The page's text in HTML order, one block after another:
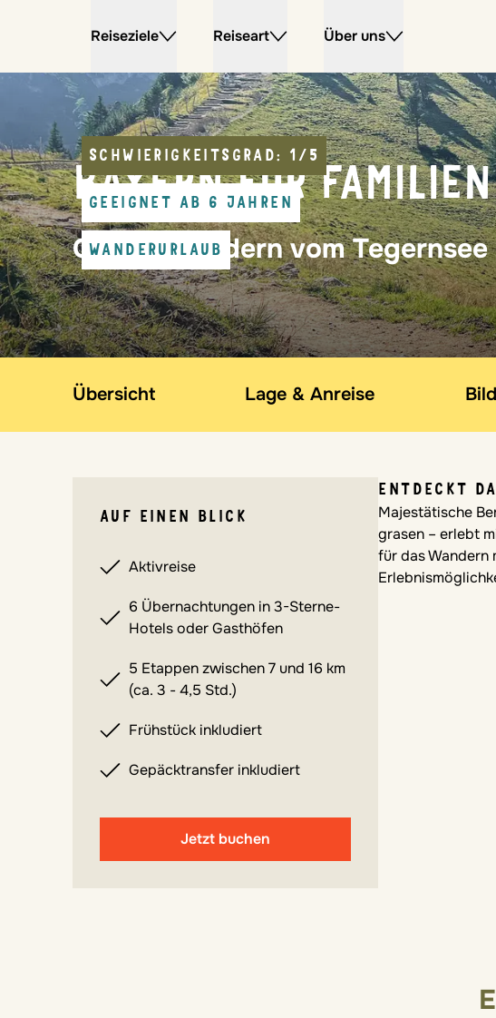
Reiseziele Reiseart Über uns
SCHWIERIGKEITSGRAD: 1/5
GEEIGNET AB 6 JAHREN
WANDERURLAUB
BAYERN FÜR FAMILIEN
Genusswandern vom
Übersicht Lage & Anreise
AUF EINEN BLICK
Aktivreise
6 Übernachtungen in 3-Sterne-
Hotels oder Gasthöfen
5 Etappen zwischen 7 und 16 km
(ca. 3 - 4,5 Std.)
Frühstück inkludiert
Gepäcktransfer inkludiert
Jetzt buchen
ENTDECKT
Majestätische
grasen – erlebt
für das